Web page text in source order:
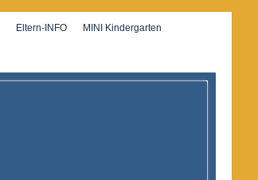
Eltern-INFO MINI Kindergarten